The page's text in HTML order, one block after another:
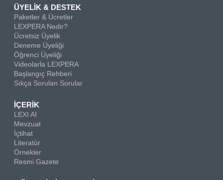
ÜYELİK & DESTEK
Paketler & Ücretler
LEXPERA Nedir?
Ücretsiz Üyelik
Deneme Üyeliği
Öğrenci Üyeliği
Videolarla LEXPERA
Başlangıç Rehberi
Sıkça Sorulan Sorular
İÇERİK
LEXI AI
Mevzuat
İçtihat
Literatür
Örnekler
Resmi Gazete